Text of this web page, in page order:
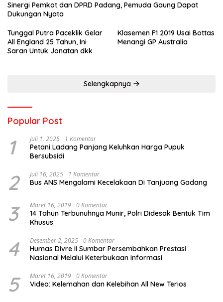
Sinergi Pemkot dan DPRD Padang, Pemuda Gaung Dapat
Dukungan Nyata
Tunggal Putra Paceklik Gelar
All England 25 Tahun, Ini
Saran Untuk Jonatan dkk
Klasemen F1 2019 Usai Bottas
Menangi GP Australia
Selengkapnya
Popular Post
1 Juli 1, 2025 1 Komentar
Petani Ladang Panjang Keluhkan Harga Pupuk
Bersubsidi
2 Juli 16, 2025 1 Komentar
Bus ANS Mengalami Kecelakaan Di Tanjuang Gadang
3 Maret 16, 2019 0 Komentar
14 Tahun Terbunuhnya Munir, Polri Didesak Bentuk Tim
Khusus
4 Desember 2, 2025 0 Komentar
Humas Divre II Sumbar Persembahkan Prestasi
Nasional Melalui Keterbukaan Informasi
5 Maret 16, 2019 0 Komentar
Video: Kelemahan dan Kelebihan All New Terios